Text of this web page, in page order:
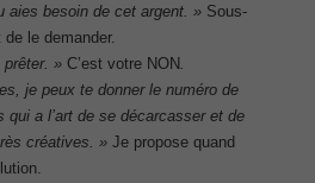
aies besoin de cet argent. » Sous-
le demander.
» C’est votre NON
je peux te donner le numéro de
qui a l’art de se décarcasser et de
créatives. » Je propose quand